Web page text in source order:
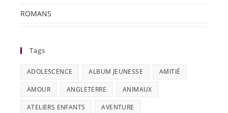
ROMANS
Tags
ADOLESCENCE ALBUM JEUNESSE AMITIÉ
AMOUR ANGLETERRE ANIMAUX
ATELIERS ENFANTS AVENTURE